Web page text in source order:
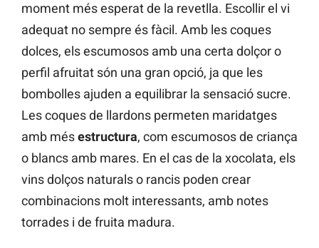
moment més esperat de la revetlla. Escollir el vi
adequat no sempre és fàcil. Amb les coques
dolces, els escumosos amb una certa dolçor o
perfil afruitat són una gran opció, ja que les
bombolles ajuden a equilibrar la sensació sucre.
Les coques de llardons permeten maridatges
amb mésestructura, com escumosos de criança
o blancs amb mares. En el cas de la xocolata, els
vins dolços naturals o rancis poden crear
combinacions molt interessants, amb notes
torrades i de fruita madura.